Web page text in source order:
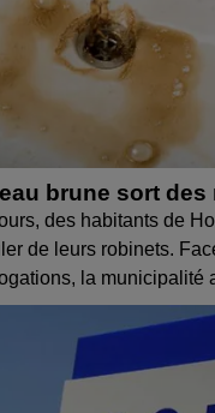
brune sort
des habitants de
de leurs robinets.
la municipalité